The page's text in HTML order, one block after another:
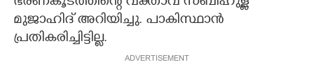
മുജാഹിദ് അറിയിച്ചു. പാകിസ്ഥാൻ
പ്രതികരിച്ചിട്ടില്ല.
ADVERTISEMENT